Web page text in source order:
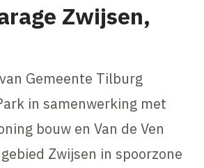
Zwijsen,
Gemeente Tilburg
in samenwerking met
bouw en Van de Ven
Zwijsen in spoorzone